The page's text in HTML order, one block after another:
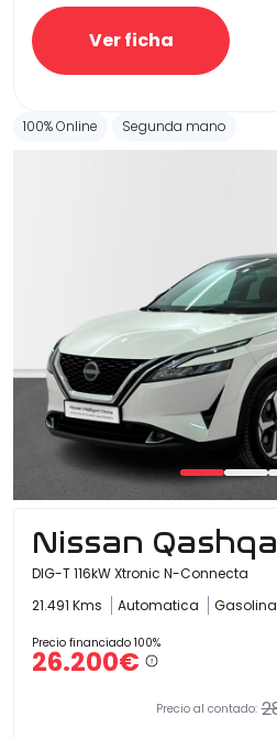
Ver ficha
100% Online Segunda mano
Nissan
DIG-T 116kW Xtronic N-Connecta
21.491 Kms
Automatica Gasolina
Precio financiado 100%
26.200€
Precio al contado: